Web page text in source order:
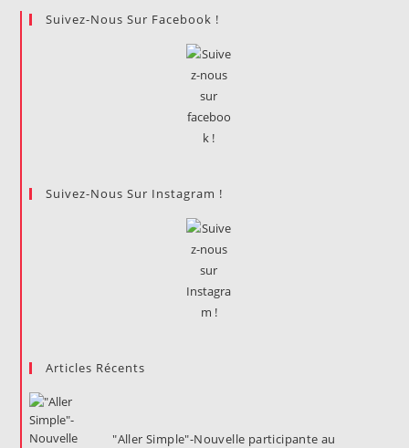
Suivez-Nous Sur Facebook !
Suivez-Nous Sur Instagram !
Articles Récents
"Aller Simple"-Nouvelle participante au